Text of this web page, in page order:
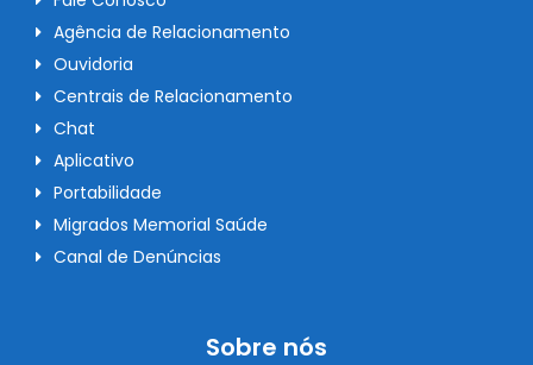
Agência de Relacionamento
Ouvidoria
Centrais de Relacionamento
Chat
Aplicativo
Portabilidade
Migrados Memorial Saúde
Canal de Denúncias
Sobre nós